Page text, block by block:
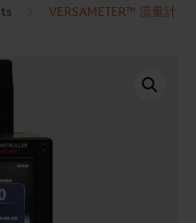
VERSAMETER™ 流量計